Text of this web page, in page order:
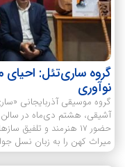
گروه ساری‌تئل:
نوآوری
گروه موسیقی آذربایجانی
آشیقی، هشتم دی‌ماه در سالن
حضور ۱۷ هنرمند و
میراث کهن را به زبان نسل